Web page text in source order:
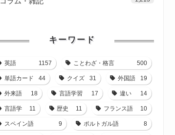
キーワード
英語 1157 ことわざ・格言 500
単語カード 44 クイズ 31 外国語 19
外来語 18 言語学習 17 違い 14
言語学 11 歴史 11 フランス語 10
スペイン語 9 ポルトガル語 8